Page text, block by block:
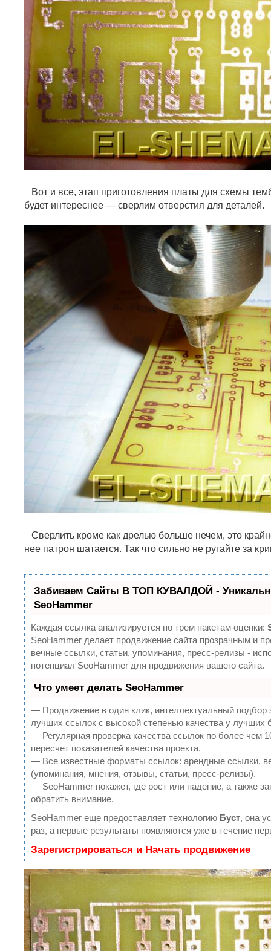
Вот и все, этап приготовления платы для схемы
будет интереснее — сверлим отверстия для деталей.
Сверлить кроме как дрелью больше нечем, это
нее патрон шатается. Так что сильно не ругайте за
Забиваем Сайты В ТОП КУВАЛДОЙ -
SeoHammer
Каждая ссылка анализируется по трем пакетам оценки:
SeoHammer делает продвижение сайта прозрачным и
вечные ссылки, статьи, упоминания, пресс-релизы -
потенциал SeoHammer для продвижения вашего сайта.
Что умеет делать SeoHammer
— Продвижение в один клик, интеллектуальный подбор
лучших ссылок с высокой степенью качества у лучших
— Регулярная проверка качества ссылок по более чем
пересчет показателей качества проекта.
— Все известные форматы ссылок: арендные ссылки,
(упоминания, мнения, отзывы, статьи, пресс-релизы).
— SeoHammer покажет, где рост или падение, а также
обратить внимание.
SeoHammer еще предоставляет технологию Буст, она
раз, а первые результаты появляются уже в течение
Зарегистрироваться и Начать продвижение